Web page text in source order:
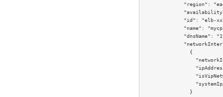
"region":
"id": "elb-
"name":
"dnsName":
                {
                }